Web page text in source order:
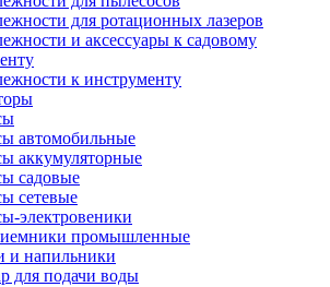
для ротационных лазеров
и аксессуары к садовому
к инструменту
автомобильные
аккумуляторные
садовые
сетевые
электровеники
промышленные
и напильники
для подачи воды